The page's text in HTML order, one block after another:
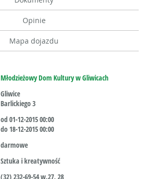
Opinie
Mapa dojazdu
Młodzieżowy Dom Kultury w Gliwicach
Gliwice
Barlickiego 3
od 01-12-2015 00:00
do 18-12-2015 00:00
darmowe
Sztuka i kreatywność
(32) 232-69-54 w.27, 28